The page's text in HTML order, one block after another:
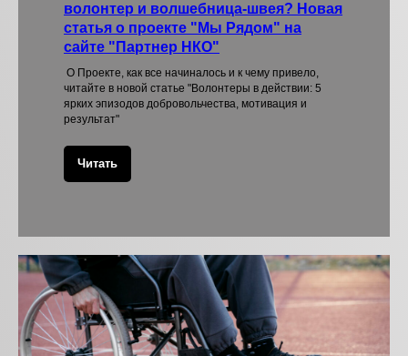
волонтер и волшебница-швея? Новая
статья о проекте "Мы Рядом" на
сайте "Партнер НКО"
О Проекте, как все начиналось и к чему привело,
читайте в новой статье "Волонтеры в действии: 5
ярких эпизодов добровольчества, мотивация и
результат"
Читать